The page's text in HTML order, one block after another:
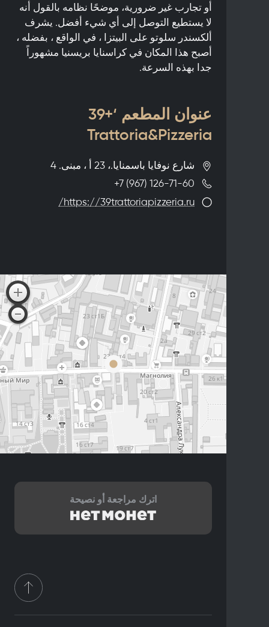
أو تجارب غير ضرورية، موضحًا نظامه بالقول أنه
لا يستطيع التوصل إلى أي شيء أفضل. يشرف
ألكسندر سلوتو على البيتزا ، في الواقع ، بفضله ،
أصبح هذا المكان في كراسنايا بريسنيا مشهوراً
جدا بهذه السرعة.
عنوان المطعم ‘+39
Trattoria&Pizzeria
شارع نوفايا باسمنايا.، 23 أ ، مبنى. 4
+7 (967) 126-71-60
https://39trattoriapizzeria.ru/
اترك مراجعة أو نصيحة